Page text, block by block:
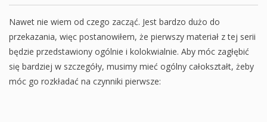
Nawet nie wiem od czego zacząć. Jest bardzo dużo do
przekazania, więc postanowiłem, że pierwszy materiał z tej serii
będzie przedstawiony ogólnie i kolokwialnie. Aby móc zagłębić
się bardziej w szczegóły, musimy mieć ogólny całokształt, żeby
móc go rozkładać na czynniki pierwsze: